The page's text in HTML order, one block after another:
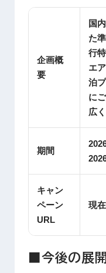
企画概
要
国
た
行
エ
泊
に
広
期間
キャン
ペーン
URL
現
■今後の展開